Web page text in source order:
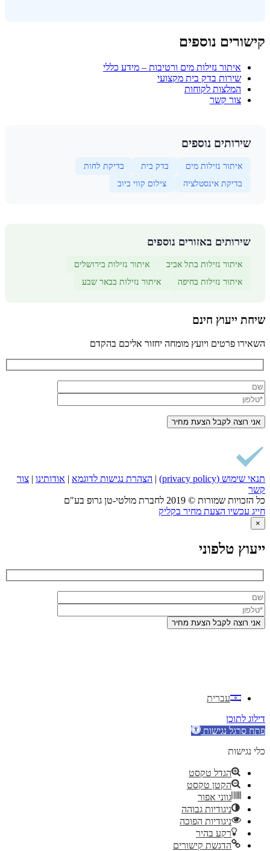
קישורים נוספים
איתור נזילות מים ורטיבות – מידע כללי
שירות בדק בית מקצועי
המלצות לקוחות
צור קשר
שירותים נוספים
איתור נזילות מים בדק בית
בדיקת לחות
בדיקת אינסטלציה
צילום קווי ביוב
שירותים באזורים נוספים
איתור נזילות בתל אביב
איתור נזילות בירושלים
איתור נזילות בחיפה
איתור נזילות בבאר שבע
שיחת ייעוץ חינם
השאירו פרטים ויועץ מומחה יחזור אליכם בהקדם
תנאי שימוש (privacy policy) | הצהרת נגישות לדוגמא | אודותינו | צור
קשר
כל הזכויות שמורות © 2019 לחברת מולטי-טן גרופ בע"ם
חייג עכשיו הצעת מחיר בקליק
×
ייעוץ טלפוני
עברית
דילוג לתוכן
פתח סרגל נגישות
כלי נגישות
הגדל טקסט
הקטן טקסט
גווני אפור
ניגודיות גבוהה
ניגודיות הפוכה
רקע בהיר
הדגשת קישורים